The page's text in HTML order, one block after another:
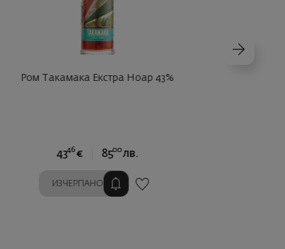
Ром Такамака Екстра Ноар 43%
4346 € 8500 лв.
ИЗЧЕРПАНО